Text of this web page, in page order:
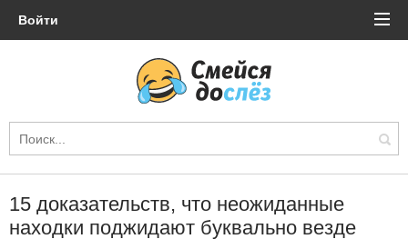
Войти
15 доказательств, что неожиданные
находки поджидают буквально везде